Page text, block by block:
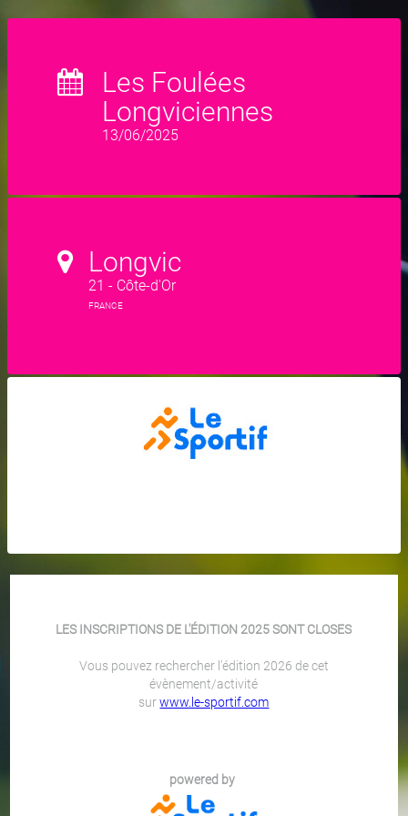
Les Foulées
Longviciennes
13/06/2025
Longvic
21 - Côte-d'Or
FRANCE
LES INSCRIPTIONS DE L'ÉDITION 2025 SONT CLOSES
Vous pouvez rechercher l'édition 2026 de cet
évènement/activité
surwww.le-sportif.com
powered by